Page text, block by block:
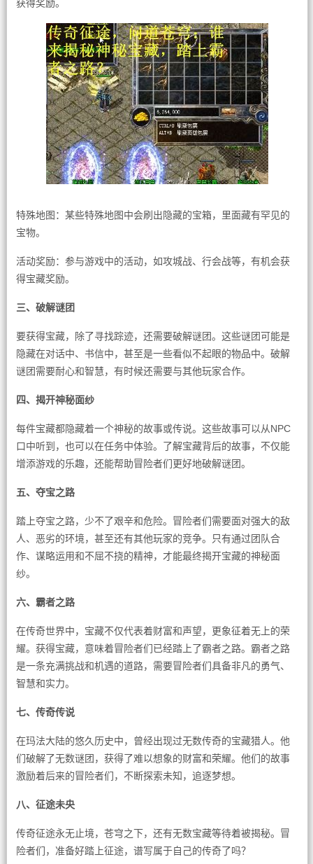
获得奖励。
特殊地图：某些特殊地图中会刷出隐藏的宝箱，里面藏有罕见的
宝物。
活动奖励：参与游戏中的活动，如攻城战、行会战等，有机会获
得宝藏奖励。
三、破解谜团
要获得宝藏，除了寻找踪迹，还需要破解谜团。这些谜团可能是
隐藏在对话中、书信中，甚至是一些看似不起眼的物品中。破解
谜团需要耐心和智慧，有时候还需要与其他玩家合作。
四、揭开神秘面纱
每件宝藏都隐藏着一个神秘的故事或传说。这些故事可以从NPC
口中听到，也可以在任务中体验。了解宝藏背后的故事，不仅能
增添游戏的乐趣，还能帮助冒险者们更好地破解谜团。
五、夺宝之路
踏上夺宝之路，少不了艰辛和危险。冒险者们需要面对强大的敌
人、恶劣的环境，甚至还有其他玩家的竞争。只有通过团队合
作、谋略运用和不屈不挠的精神，才能最终揭开宝藏的神秘面
纱。
六、霸者之路
在传奇世界中，宝藏不仅代表着财富和声望，更象征着无上的荣
耀。获得宝藏，意味着冒险者们已经踏上了霸者之路。霸者之路
是一条充满挑战和机遇的道路，需要冒险者们具备非凡的勇气、
智慧和实力。
七、传奇传说
在玛法大陆的悠久历史中，曾经出现过无数传奇的宝藏猎人。他
们破解了无数谜团，获得了难以想象的财富和荣耀。他们的故事
激励着后来的冒险者们，不断探索未知，追逐梦想。
八、征途未央
传奇征途永无止境，苍穹之下，还有无数宝藏等待着被揭秘。冒
险者们，准备好踏上征途，谱写属于自己的传奇了吗？